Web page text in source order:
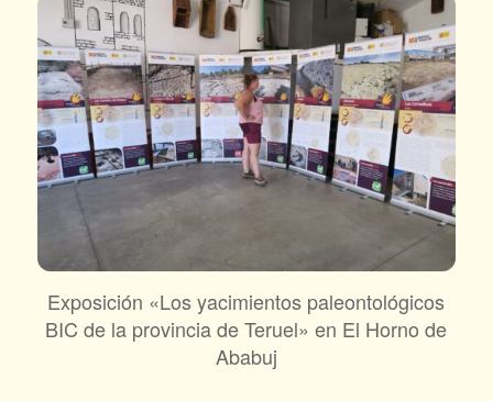
Exposición «Los yacimientos paleontológicos
BIC de la provincia de Teruel» en El Horno de
Ababuj